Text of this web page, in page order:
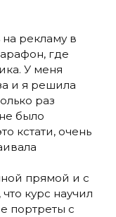
рекламу в
где
У меня
и я решила
раз
было
кстати, очень
прямой и с
курс научил
портреты с